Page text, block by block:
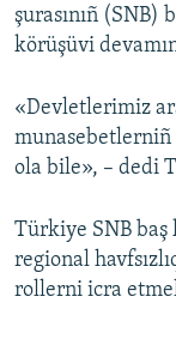
şurasınıñ
körüşüvi
«Devletlerimiz
munasebetlerniñ
ola bile», – dedi
Türkiye SNB
regional
rollerni icra